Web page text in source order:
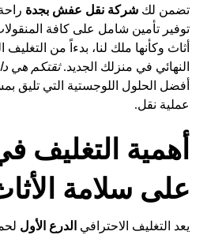
تضمن لكشركة نقل عفش بجدة
توفير تأمين شامل على كافة
أثاث وكأنها ملك لنا، بدءاً من
النهائي في منزلك الجديد.ثقتكم هي
أفضل الحلول اللوجستية التي تليق
عملية نقل.
أهمية التغليف
على سلامة
يعد التغليف الاحترافي الدرع الأول